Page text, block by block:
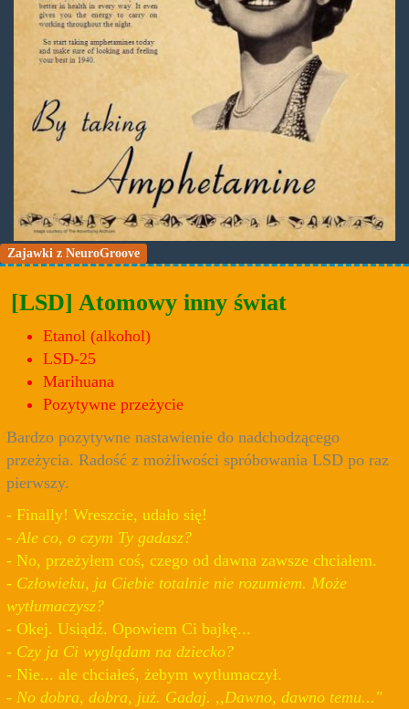
Zajawki z NeuroGroove
[LSD] Atomowy inny świat
Etanol (alkohol)
LSD-25
Marihuana
Pozytywne przeżycie
Bardzo pozytywne nastawienie do nadchodzącego
przeżycia. Radość z możliwości spróbowania LSD po raz
pierwszy.
- Finally! Wreszcie, udało się!
- Ale co, o czym Ty gadasz?
- No, przeżyłem coś, czego od dawna zawsze chciałem.
- Człowieku, ja Ciebie totalnie nie rozumiem. Może
wytłumaczysz?
- Okej. Usiądź. Opowiem Ci bajkę...
- Czy ja Ci wyglądam na dziecko?
- Nie... ale chciałeś, żebym wytłumaczył.
- No dobra, dobra, już. Gadaj. ,,Dawno, dawno temu..."